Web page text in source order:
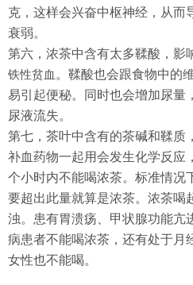
克，这样会兴奋中枢神经，从而
衰弱。
第六，浓茶中含有太多鞣酸，影
铁性贫血 。鞣酸也会跟食物中的
易引起便秘。同时也会增加尿量
尿液流失。
第七，茶叶中含有的茶碱和鞣质
补血药物一起用会发生化学反应
个小时内不能喝浓茶。标准情况
要超出此量就算是浓茶。浓茶喝
浊。患有胃溃疡、甲状腺功能亢
病患者不能喝浓茶，还有处于月
女性也不能喝。